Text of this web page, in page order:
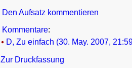
Den Aufsatz kommentieren
Kommentare:
D, Zu einfach (30. May. 2007,
Zur Druckfassung